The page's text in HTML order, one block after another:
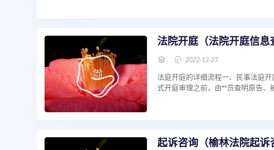
法院开庭（法院开庭信息
2022-12-27
法庭开庭的详细流程一、民事法庭
式开庭审理之前，由**员查明原告、
起诉咨询（榆林法院起诉